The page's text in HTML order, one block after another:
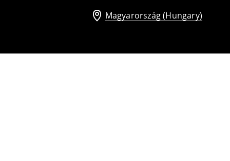
Magyarország (Hungary)